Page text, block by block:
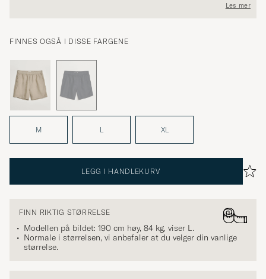
Les mer
FINNES OGSÅ I DISSE FARGENE
M L XL
LEGG I HANDLEKURV
FINN RIKTIG STØRRELSE
Modellen på bildet: 190 cm høy, 84 kg, viser L.
Normale i størrelsen, vi anbefaler at du velger din vanlige
størrelse.